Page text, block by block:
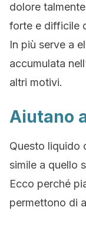
dolore
forte e difficile
In più serve a
accumulata
altri motivi.
Aiutano
Questo liquido
simile a quello
Ecco perché
permettono di